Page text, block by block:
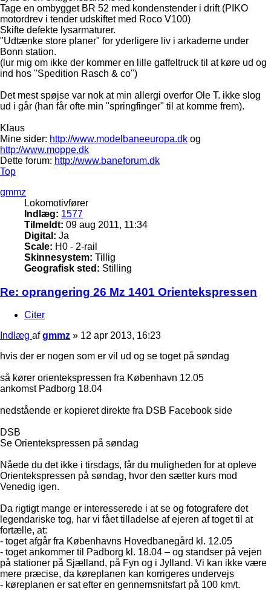
Tage en ombygget BR 52 med kondenstender i drift (PIKO
motordrev i tender udskiftet med Roco V100)
Skifte defekte lysarmaturer.
"Udtænke store planer" for yderligere liv i arkaderne under
Bonn station.
(lur mig om ikke der kommer en lille gaffeltruck til at køre ud og
ind hos "Spedition Rasch & co")
Det mest spøjse var nok at min allergi overfor Ole T. ikke slog
ud i går (han får ofte min "springfinger" til at komme frem).
Klaus
Mine sider: http://www.modelbaneeuropa.dk og
http://www.moppe.dk
Dette forum: http://www.baneforum.dk
Top
gmmz
Lokomotivfører
Indlæg: 1577
Tilmeldt: 09 aug 2011, 11:34
Digital: Ja
Scale: H0 - 2-rail
Skinnesystem: Tillig
Geografisk sted: Stilling
Re: oprangering 26 Mz 1401 Orientekspressen
Citer
Indlæg afgmmz » 12 apr 2013, 16:23
hvis der er nogen som er vil ud og se toget på søndag
så kører orientekspressen fra København 12.05
ankomst Padborg 18.04
nedstående er kopieret direkte fra DSB Facebook side
DSB
Se Orientekspressen på søndag
Nåede du det ikke i tirsdags, får du muligheden for at opleve
Orientekspressen på søndag, hvor den sætter kurs mod
Venedig igen.
Da rigtigt mange er interesserede i at se og fotografere det
legendariske tog, har vi fået tilladelse af ejeren af toget til at
fortælle, at:
- toget afgår fra Københavns Hovedbanegård kl. 12.05
- toget ankommer til Padborg kl. 18.04 – og standser på vejen
på stationer på Sjælland, på Fyn og i Jylland. Vi kan ikke være
mere præcise, da køreplanen kan korrigeres undervejs
- køreplanen er sat efter en gennemsnitsfart på 100 km/t.